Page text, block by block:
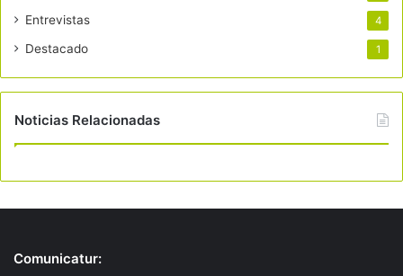
Entrevistas 4
Destacado 1
Noticias Relacionadas
Comunicatur: